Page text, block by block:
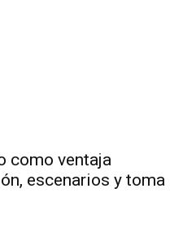
como ventaja
escenarios y toma